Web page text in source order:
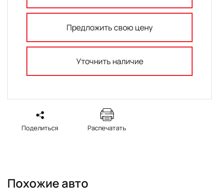
Предложить свою цену
Уточнить наличие
Поделиться Распечатать
Похожие авто